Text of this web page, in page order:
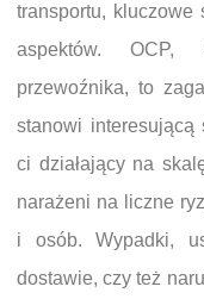
transportu, kluczowe
aspektów. OCP,
przewoźnika, to
stanowi interesującą
ci działający na
narażeni na liczne
i osób. Wypadki,
dostawie, czy też